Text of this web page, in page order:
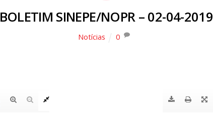
BOLETIM SINEPE/NOPR – 02-04-2019
Notícias 0